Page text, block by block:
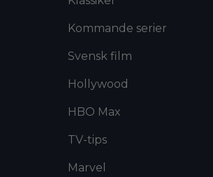
Kommande serier
Svensk film
Hollywood
HBO Max
TV-tips
Marvel